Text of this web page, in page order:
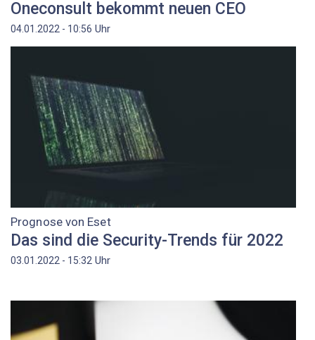
Oneconsult bekommt neuen CEO
04.01.2022 - 10:56 Uhr
Prognose von Eset
Das sind die Security-Trends für 2022
03.01.2022 - 15:32 Uhr